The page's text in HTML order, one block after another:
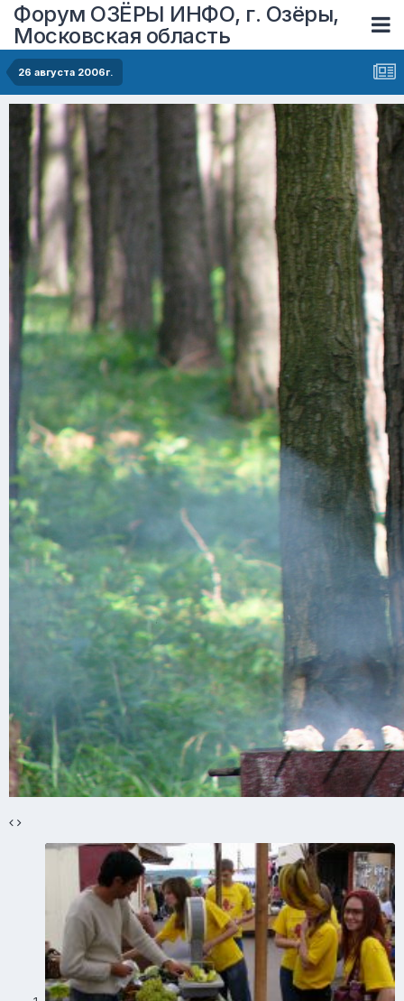
Форум ОЗЁРЫ ИНФО, г. Озёры,
Московская область
26 августа 2006г.